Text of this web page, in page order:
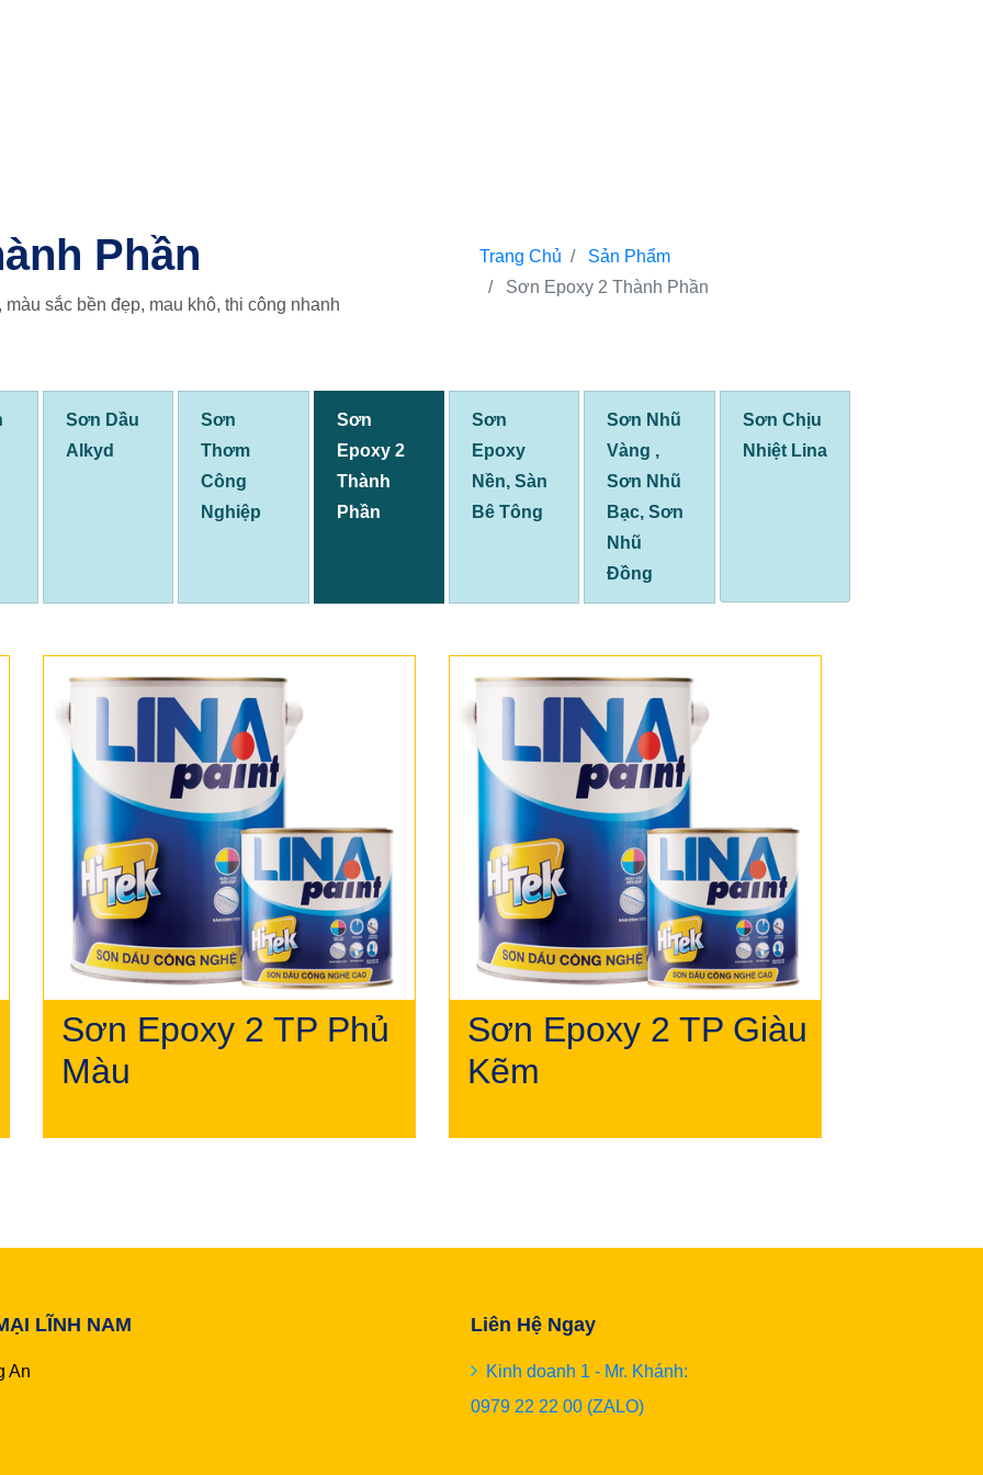
Phần
sắc bền đẹp, mau khô, thi công nhanh
Trang Chủ
Sản Phẩm
Sơn Epoxy 2 Thành Phần
Sơn Dầu
Alkyd
Sơn
Thơm
Công
Nghiệp
Sơn
Epoxy 2
Thành
Phần
Sơn
Epoxy
Nền, Sàn
Bê Tông
Sơn Nhũ
Vàng ,
Sơn Nhũ
Bạc, Sơn
Nhũ
Đồng
Sơn Chịu
Nhiệt Lina
Sơn Epoxy 2 TP Phủ
Màu
Sơn Epoxy 2 TP Giàu
Kẽm
LĨNH NAM
An
Liên Hệ Ngay
Kinh doanh 1 - Mr. Khánh:
0979 22 22 00 (ZALO)